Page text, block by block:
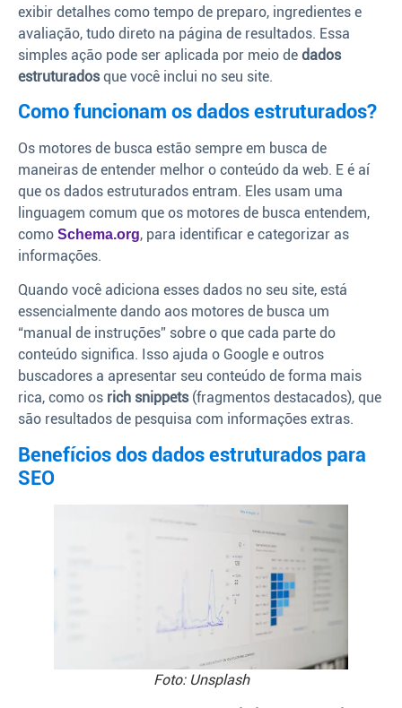
exibir detalhes como tempo de preparo, ingredientes e
avaliação, tudo direto na página de resultados. Essa
simples ação pode ser aplicada por meio de dados
estruturadosque você inclui no seu site.
Como funcionam os dados estruturados?
Os motores de busca estão sempre em busca de
maneiras de entender melhor o conteúdo da web. E é aí
que os dados estruturados entram. Eles usam uma
linguagem comum que os motores de busca entendem,
como Schema.org, para identificar e categorizar as
informações.
Quando você adiciona esses dados no seu site, está
essencialmente dando aos motores de busca um
“manual de instruções” sobre o que cada parte do
conteúdo significa. Isso ajuda o Google e outros
buscadores a apresentar seu conteúdo de forma mais
rica, como os rich snippets(fragmentos destacados), que
são resultados de pesquisa com informações extras.
Benefícios dos dados estruturados para
SEO
Foto: Unsplash